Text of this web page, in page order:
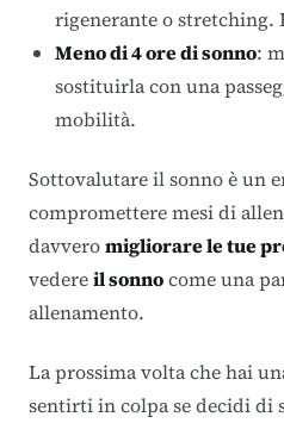
rigenerante o stretching.
Meno di 4 ore di sonno:
sostituirla con una
mobilità.
Sottovalutare il sonno è un
compromettere mesi di
davveromigliorare le tue
vedereil sonnocome una
allenamento.
La prossima volta che hai
sentirti in colpa se decidi di